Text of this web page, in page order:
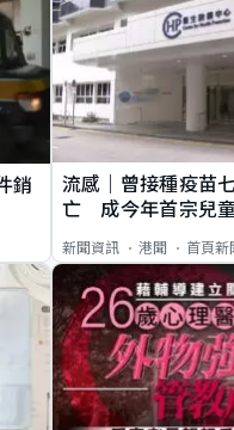
銷
流感｜曾接種疫苗
亡 成今年首宗兒
新聞資訊 港聞 首頁新